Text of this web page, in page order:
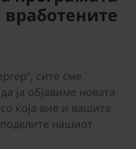
вработените
сите сме
ја објавиме новата
која вие и вашите
нашиот